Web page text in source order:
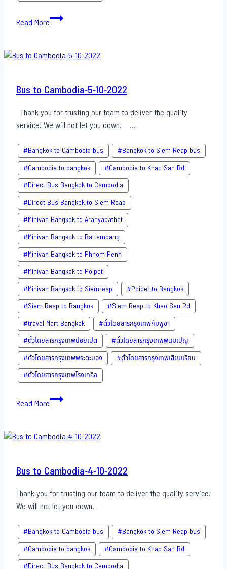
Read MoreBus
to
7-
Bus to Cambodia-5-10-2022
Thank you for trusting our team to deliver the quality
service! We will not let you down. ...
#Bangkok to Cambodia bus
#Bangkok to Siem Reap bus
#Cambodia to bangkok
#Cambodia to Khao San​ Rd
#Direct​ Bus Bangkok to Cambodia
#Direct​ Bus Bangkok to Siem Reap
#Minivan Bangkok to​ Aranyapathet​
#Minivan​ Bangkok to Battambang
#Minivan Bangkok to Phnom Penh
#Minivan Bangkok to Poipet
#Minivan Bangkok to Siemreap
#Poipet to Bangkok
#Siem Reap to Bangkok
#Siem Reap to Khao San​ Rd
#travel Mart Bangkok
#ตั๋วโดยสารกรุงเทพกัมพูชา
#ตั๋วโดยสารกรุงเทพปอยเปต
#ตั๋วโดยสารกรุงเทพพนมเปญ
#ตั๋วโดยสารกรุงเทพพระตะบอง
#ตั๋วโดยสารกรุงเทพเสียมเรียบ
#ตั๋วโดยสารกรุงเทพโรงเกลือ
Read MoreBus
to
5-
Bus to Cambodia-4-10-2022
Thank you for trusting our team to deliver the quality service!
We will not let you down.
#Bangkok to Cambodia bus
#Bangkok to Siem Reap bus
#Cambodia to bangkok
#Cambodia to Khao San​ Rd
#Direct​ Bus Bangkok to Cambodia